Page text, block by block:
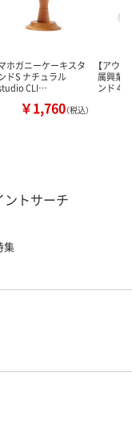
ホガニーケーキスタ
ドS ナチュラル
CLI…
￥1,760（税込）
【アウ
属興業
ンド
ントサーチ
集